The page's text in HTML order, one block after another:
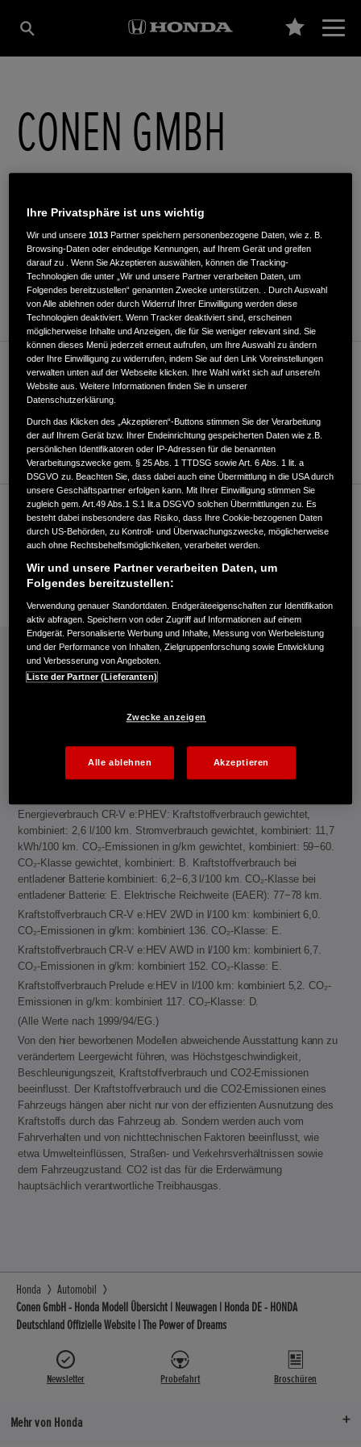
CONEN GMBH
ROUTENPLANUNG
WEBSITE
Verkauf
+490245295100
Händler kontaktieren
Kundenservice
+490245295100
E-Mail
INFORMATIONEN: KRAFTSTOFFVERBRAUCH/CO2-EMISSIONEN (PDF, 42 KB)
Kraftstoffverbrauch Jazz e:HEV in l/100 km: kombiniert 4,6−4,8. CO₂-
Emissionen in g/km: kombiniert 109−116. CO₂-Klasse: C-D.
Kraftstoffverbrauch HR-V e:HEV in l/100 km: kombiniert 5,4. CO₂-
Emissionen in g/km: kombiniert 122. CO₂-Klasse: D.
Kraftstoffverbrauch ZR-V e:HEV in l/100 km: kombiniert 5,8−5,9. CO₂-
Energieverbrauch CR-V e:PHEV: Kraftstoffverbrauch gewichtet,
kombiniert: 2,6 l/100 km. Stromverbrauch gewichtet, kombiniert: 11,7
kWh/100 km. CO₂-Emissionen in g/km gewichtet, kombiniert: 59−60.
CO₂-Klasse gewichtet, kombiniert: B. Kraftstoffverbrauch bei
entladener Batterie kombiniert: 6,2−6,3 l/100 km. CO₂-Klasse bei
entladener Batterie: E. Elektrische Reichweite (EAER): 77−78 km.
Kraftstoffverbrauch CR-V e:HEV 2WD in l/100 km: kombiniert 6,0.
CO₂-Emissionen in g/km: kombiniert 136. CO₂-Klasse: E.
Kraftstoffverbrauch CR-V e:HEV AWD in l/100 km: kombiniert 6,7.
CO₂-Emissionen in g/km: kombiniert 152. CO₂-Klasse: E.
Kraftstoffverbrauch Prelude e:HEV in l/100 km: kombiniert 5,2. CO₂-
Emissionen in g/km: kombiniert 117. CO₂-Klasse: D.
(Alle Werte nach 1999/94/EG.)
Von den hier beworbenen Modellen abweichende Ausstattung kann zu
verändertem Leergewicht führen, was Höchstgeschwindigkeit,
Beschleunigungszeit, Kraftstoffverbrauch und CO2-Emissionen
beeinflusst. Der Kraftstoffverbrauch und die CO2-Emissionen eines
Fahrzeugs hängen aber nicht nur von der effizienten Ausnutzung des
Kraftstoffs durch das Fahrzeug ab. Sondern werden auch vom
Fahrverhalten und von nichttechnischen Faktoren beeinflusst, wie
etwa Umwelteinflüssen, Straßen- und Verkehrsverhältnissen sowie
dem Fahrzeugzustand. CO2 ist das für die Erderwärmung
hauptsächlich verantwortliche Treibhausgas.
Honda
Automobil
Conen GmbH - Honda Modell Übersicht | Neuwagen | Honda DE - HONDA
Deutschland Offizielle Website | The Power of Dreams
Newsletter Probefahrt Broschüren
Mehr von Honda
Ihre Privatsphäre ist uns wichtig
Wir und unsere1013 Partner speichern personenbezogene Daten, wie z. B.
Browsing-Daten oder eindeutige Kennungen, auf Ihrem Gerät und greifen
darauf zu . Wenn Sie Akzeptieren auswählen, können die Tracking-
Technologien die unter „Wir und unsere Partner verarbeiten Daten, um
Folgendes bereitzustellen“ genannten Zwecke unterstützen. . Durch Auswahl
von Alle ablehnen oder durch Widerruf Ihrer Einwilligung werden diese
Technologien deaktiviert. Wenn Tracker deaktiviert sind, erscheinen
möglicherweise Inhalte und Anzeigen, die für Sie weniger relevant sind. Sie
können dieses Menü jederzeit erneut aufrufen, um Ihre Auswahl zu ändern
oder Ihre Einwilligung zu widerrufen, indem Sie auf den Link Voreinstellungen
verwalten unten auf der Webseite klicken. Ihre Wahl wirkt sich auf unsere/n
Website aus. Weitere Informationen finden Sie in unserer
Datenschutzerklärung.
Durch das Klicken des „Akzeptieren“-Buttons stimmen Sie der Verarbeitung
der auf Ihrem Gerät bzw. Ihrer Endeinrichtung gespeicherten Daten wie z.B.
persönlichen Identifikatoren oder IP-Adressen für die benannten
Verarbeitungszwecke gem. § 25 Abs. 1 TTDSG sowie Art. 6 Abs. 1 lit. a
DSGVO zu. Beachten Sie, dass dabei auch eine Übermittlung in die USA durch
unsere Geschäftspartner erfolgen kann. Mit Ihrer Einwilligung stimmen Sie
zugleich gem. Art.49 Abs.1 S.1 lit.a DSGVO solchen Übermittlungen zu. Es
besteht dabei insbesondere das Risiko, dass Ihre Cookie-bezogenen Daten
durch US-Behörden, zu Kontroll- und Überwachungszwecke, möglicherweise
auch ohne Rechtsbehelfsmöglichkeiten, verarbeitet werden.
Wir und unsere Partner verarbeiten Daten, um
Folgendes bereitzustellen:
Verwendung genauer Standortdaten. Endgeräteeigenschaften zur Identifikation
aktiv abfragen. Speichern von oder Zugriff auf Informationen auf einem
Endgerät. Personalisierte Werbung und Inhalte, Messung von Werbeleistung
und der Performance von Inhalten, Zielgruppenforschung sowie Entwicklung
und Verbesserung von Angeboten.
Liste der Partner (Lieferanten)
Zwecke anzeigen
Alle ablehnen Akzeptieren